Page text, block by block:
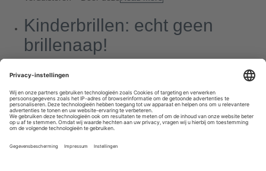
Kinderbrillen: echt geen
brillenaap!
Jij draagt een bril! Wat cool! Statistisch gezien heeft ongeveer
elk vijfde kind een bril nodig. Gelukkig hebben kinderbrillen
vandaag de dag definitief het imago van een brillenaap achter
zich gelaten, want ze zien erRead more
Next Previous